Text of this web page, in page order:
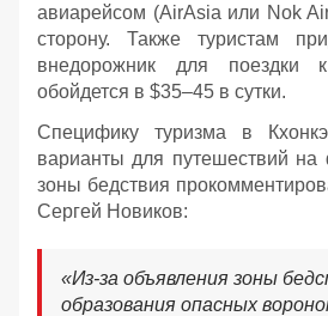
авиарейсом (AirAsia или Nok
сторону. Также туристам
внедорожник для поездки
обойдется в $35–45 в сутки.
Специфику туризма в
варианты для путешествий
зоны бедствия
Сергей Новиков:
«Из-за объявления зоны
образования опасных